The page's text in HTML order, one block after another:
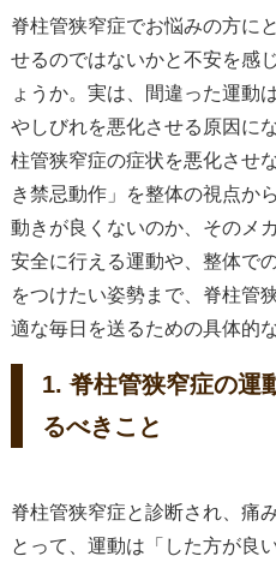
脊柱管狭窄症でお悩みの方に
せるのではないかと不安を感
ょうか。実は、間違った運動
やしびれを悪化させる原因に
柱管狭窄症の症状を悪化させ
き禁忌動作」を整体の視点か
動きが良くないのか、そのメ
安全に行える運動や、整体で
をつけたい姿勢まで、脊柱管
適な毎日を送るための具体的
1. 脊柱管狭窄症の運
るべきこと
脊柱管狭窄症と診断され、痛
とって、運動は「した方が良